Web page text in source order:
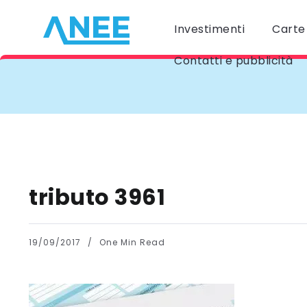
Investimenti
Contatti e pubblicità
tributo 3961
19/09/2017 One Min Read